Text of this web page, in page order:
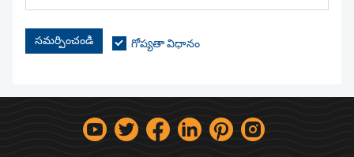
సమర్పించండి గోప్యతా విధానం